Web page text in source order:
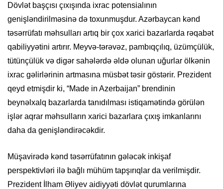
Dövlət başçısı çıxışında ixrac potensialının
genişləndirilməsinə də toxunmuşdur. Azərbaycan kənd
təsərrüfatı məhsulları artıq bir çox xarici bazarlarda rəqabət
qabiliyyətini artırır. Meyvə-tərəvəz, pambıqçılıq, üzümçülük,
tütünçülük və digər sahələrdə əldə olunan uğurlar ölkənin
ixrac gəlirlərinin artmasına müsbət təsir göstərir. Prezident
qeyd etmişdir ki, “Made in Azerbaijan” brendinin
beynəlxalq bazarlarda tanıdılması istiqamətində görülən
işlər aqrar məhsulların xarici bazarlara çıxış imkanlarını
daha da genişləndirəcəkdir.
Müşavirədə kənd təsərrüfatının gələcək inkişaf
perspektivləri ilə bağlı mühüm tapşırıqlar da verilmişdir.
Prezident İlham Əliyev aidiyyəti dövlət qurumlarına